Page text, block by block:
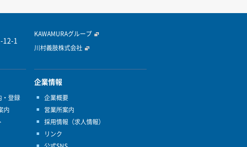
12-1
KAWAMURAグループ
川村義肢株式会社
・登録
内
企業情報
企業概要
営業所案内
採用情報（求人情報）
リンク